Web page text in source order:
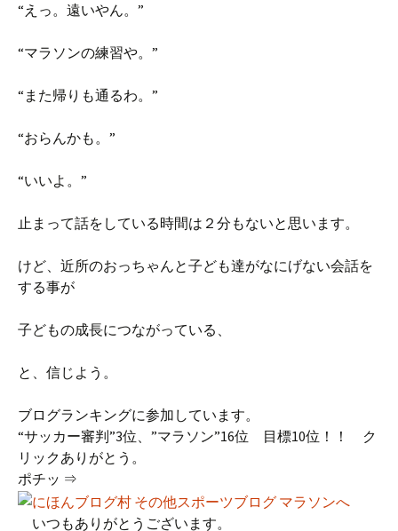
“えっ。遠いやん。”
“マラソンの練習や。”
“また帰りも通るわ。”
“おらんかも。”
“いいよ。”
止まって話をしている時間は２分もないと思います。
けど、近所のおっちゃんと子ども達がなにげない会話を
する事が
子どもの成長につながっている、
と、信じよう。
ブログランキングに参加しています。
“サッカー審判”3位、”マラソン”16位 目標10位！！ ク
リックありがとう。
ポチッ ⇒
いつもありがとうございます。